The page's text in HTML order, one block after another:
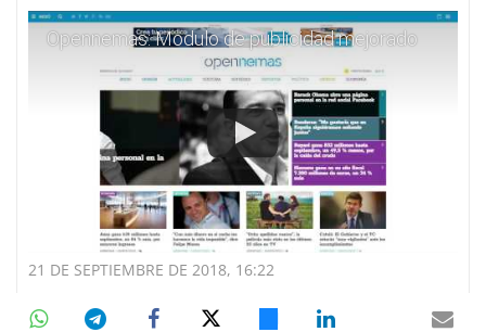
Opennemas: Modulo de publicidad mejorado
21 DE SEPTIEMBRE DE 2018, 16:22